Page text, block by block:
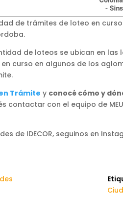
de trámites de loteo en
de loteos se ubican en
curso en algunos de los
Trámite y conocé cómo y
contactar con el equipo de
de IDECOR, seguinos en